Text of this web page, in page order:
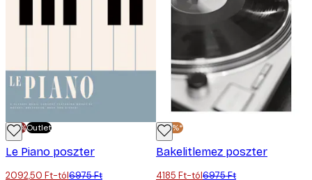
-70%Outlet
Le Piano poszter
2092,50 Ft-tól6975 Ft
-40%*
Bakelitlemez poszter
4185 Ft-tól6975 Ft